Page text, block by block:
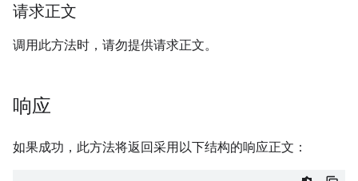
请求正文
调用此方法时，请勿提供请求正文。
响应
如果成功，此方法将返回采用以下结构的响应正文：